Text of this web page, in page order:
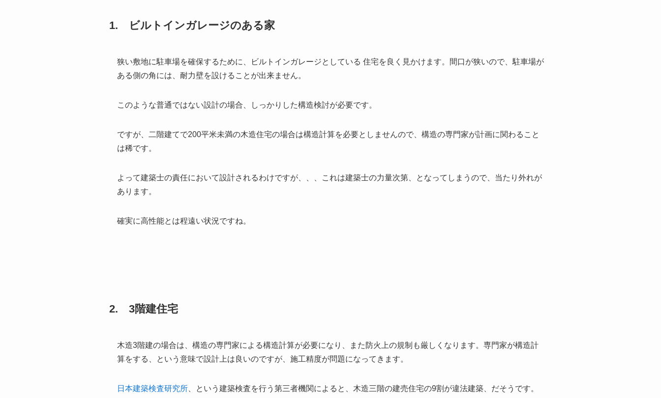
1. ビルトインガレージのある家
狭い敷地に駐車場を確保するために、ビルトインガレージとしている 住宅を良く見かけます。間口が狭いので、駐車場が
ある側の角には、耐力壁を設けることが出来ません。
このような普通ではない設計の場合、しっかりした構造検討が必要です。
ですが、二階建てで200平米未満の木造住宅の場合は構造計算を必要としませんので、構造の専門家が計画に関わること
は稀です。
よって建築士の責任において設計されるわけですが、、、これは建築士の力量次第、となってしまうので、当たり外れが
あります。
確実に高性能とは程遠い状況ですね。
2. 3階建住宅
木造3階建の場合は、構造の専門家による構造計算が必要になり、また防火上の規制も厳しくなります。専門家が構造計
算をする、という意味で設計上は良いのですが、施工精度が問題になってきます。
日本建築検査研究所 、という建築検査を行う第三者機関によると、木造三階の建売住宅の9割が違法建築、だそうです。